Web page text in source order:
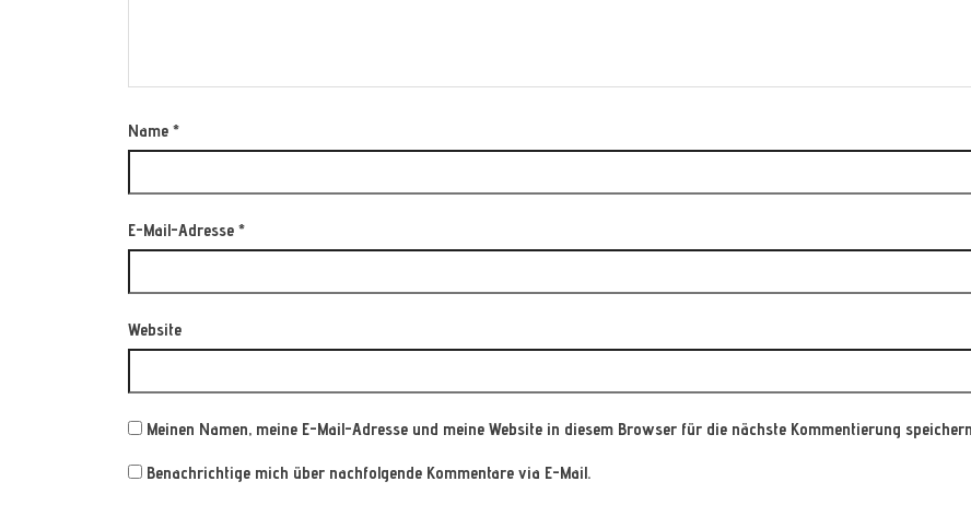
Name *
E-Mail-Adresse *
Website
Meinen Namen, meine E-Mail-Adresse und meine Website in diesem Browser für die nächste Kommentierung
Benachrichtige mich über nachfolgende Kommentare via E-Mail.